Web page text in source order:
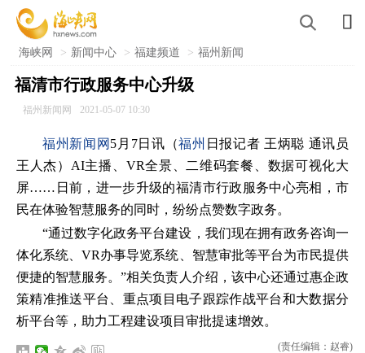

海峡网 > 新闻中心 > 福建频道 > 福州新闻
福清市行政服务中心升级
福州新闻网 2021-05-07 10:30
福州新闻网 5月7日讯（福州 日报记者 王炳聪 通讯员
王人杰）AI主播、VR全景、二维码套餐、数据可视化大
屏……日前，进一步升级的福清市行政服务中心亮相，市
民在体验智慧服务的同时，纷纷点赞数字政务。
“通过数字化政务平台建设，我们现在拥有政务咨询一
体化系统、VR办事导览系统、智慧审批等平台为市民提供
便捷的智慧服务。”相关负责人介绍，该中心还通过惠企政
策精准推送平台、重点项目电子跟踪作战平台和大数据分
析平台等，助力工程建设项目审批提速增效。
(责任编辑：赵睿)